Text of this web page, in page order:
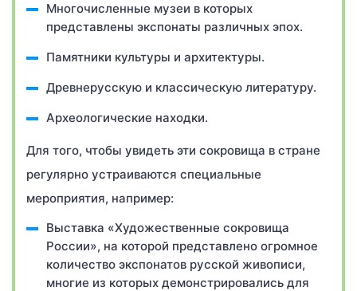
Многочисленные музеи в которых
представлены экспонаты различных эпох.
Памятники культуры и архитектуры.
Древнерусскую и классическую литературу.
Археологические находки.
Для того, чтобы увидеть эти сокровища в стране
регулярно устраиваются специальные
мероприятия, например:
Выставка «Художественные сокровища
России», на которой представлено огромное
количество экспонатов русской живописи,
многие из которых демонстрировались для